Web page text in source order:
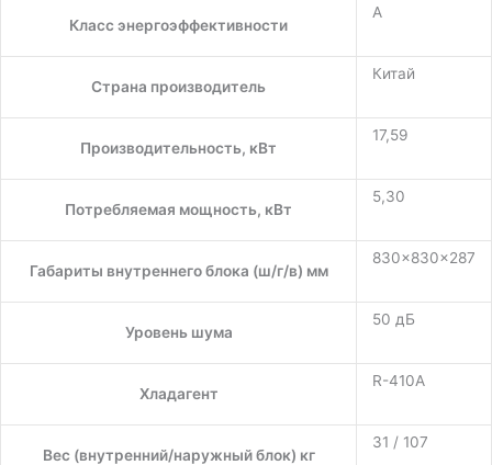
Класс энергоэффективности
A
Страна производитель
Китай
Производительность, кВт
17,59
Потребляемая мощность, кВт
5,30
Габариты внутреннего блока (ш/г/в) мм
830×830×287
Уровень шума
50 дБ
Хладагент
R-410A
Вес (внутренний/наружный блок) кг
31 / 107